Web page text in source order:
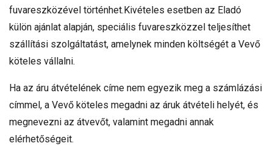
fuvareszközével történhet.Kivételes esetben az Eladó
külön ajánlat alapján, speciális fuvareszközzel teljesíthet
szállítási szolgáltatást, amelynek minden költségét a Vevő
köteles vállalni.
Ha az áru átvételének címe nem egyezik meg a számlázási
címmel, a Vevő köteles megadni az áruk átvételi helyét, és
megnevezni az átvevőt, valamint megadni annak
elérhetőségeit.